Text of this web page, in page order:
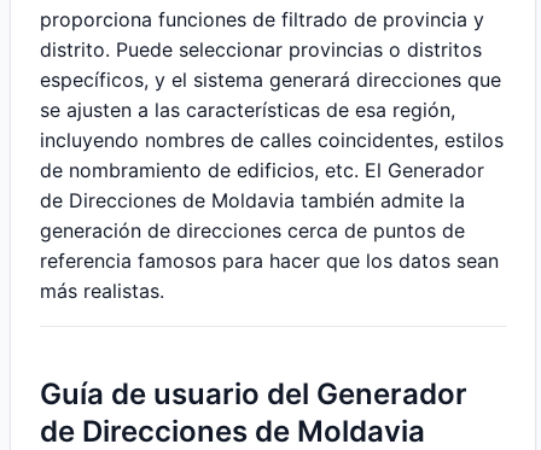
proporciona funciones de filtrado de provincia y
distrito. Puede seleccionar provincias o distritos
específicos, y el sistema generará direcciones que
se ajusten a las características de esa región,
incluyendo nombres de calles coincidentes, estilos
de nombramiento de edificios, etc. El Generador
de Direcciones de Moldavia también admite la
generación de direcciones cerca de puntos de
referencia famosos para hacer que los datos sean
más realistas.
Guía de usuario del Generador
de Direcciones de Moldavia